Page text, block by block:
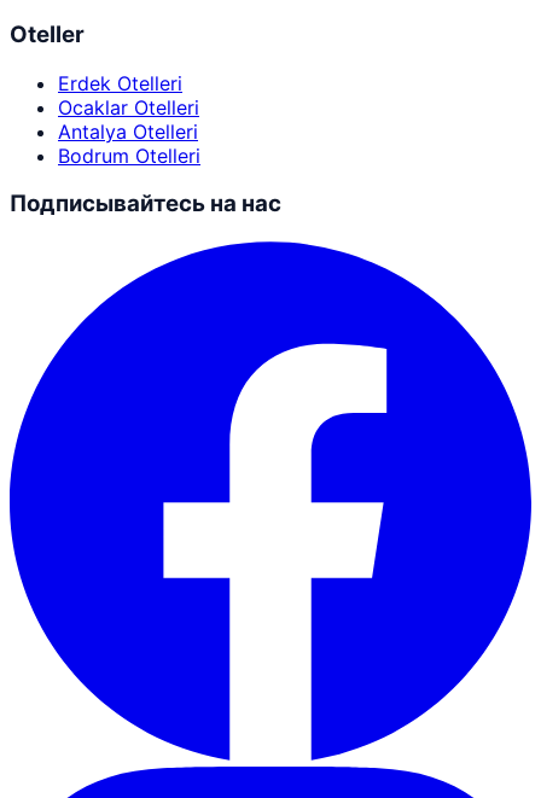
Oteller
Erdek Otelleri
Ocaklar Otelleri
Antalya Otelleri
Bodrum Otelleri
Подписывайтесь на нас